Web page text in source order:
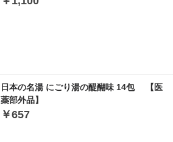
日本の名湯 にごり湯の醍醐味 14包 【医
薬部外品】
￥657